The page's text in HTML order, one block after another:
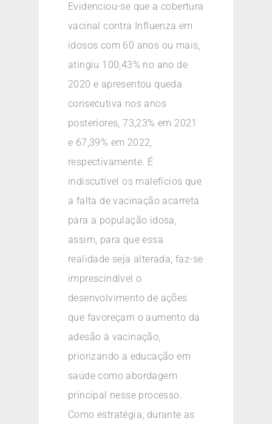
Evidenciou-se que a cobertura
vacinal contra Influenza em
idosos com 60 anos ou mais,
atingiu 100,43% no ano de
2020 e apresentou queda
consecutiva nos anos
posteriores, 73,23% em 2021
e 67,39% em 2022,
respectivamente. É
indiscutível os malefícios que
a falta de vacinação acarreta
para a população idosa,
assim, para que essa
realidade seja alterada, faz-se
imprescindível o
desenvolvimento de ações
que favoreçam o aumento da
adesão à vacinação,
priorizando a educação em
saúde como abordagem
principal nesse processo.
Como estratégia, durante as